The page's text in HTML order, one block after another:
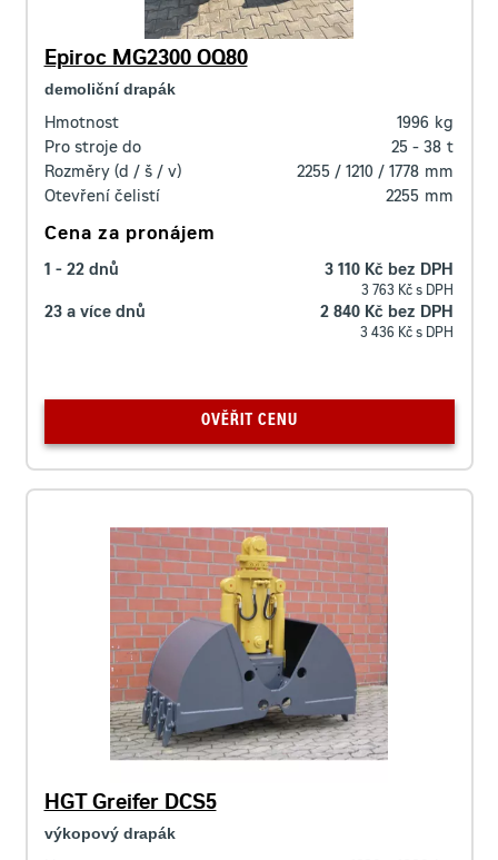
Epiroc MG2300 OQ80
demoliční drapák
Hmotnost 1996 kg
Pro stroje do
25 - 38 t
Rozměry (d / š / v)
2255 / 1210 / 1778 mm
Otevření čelistí
2255 mm
Cena za pronájem
1 - 22 dnů 3 110 Kč bez DPH
3 763 Kč s DPH
23 a více dnů 2 840 Kč bez DPH
3 436 Kč s DPH
OVĚŘIT CENU
HGT Greifer DCS5
výkopový drapák